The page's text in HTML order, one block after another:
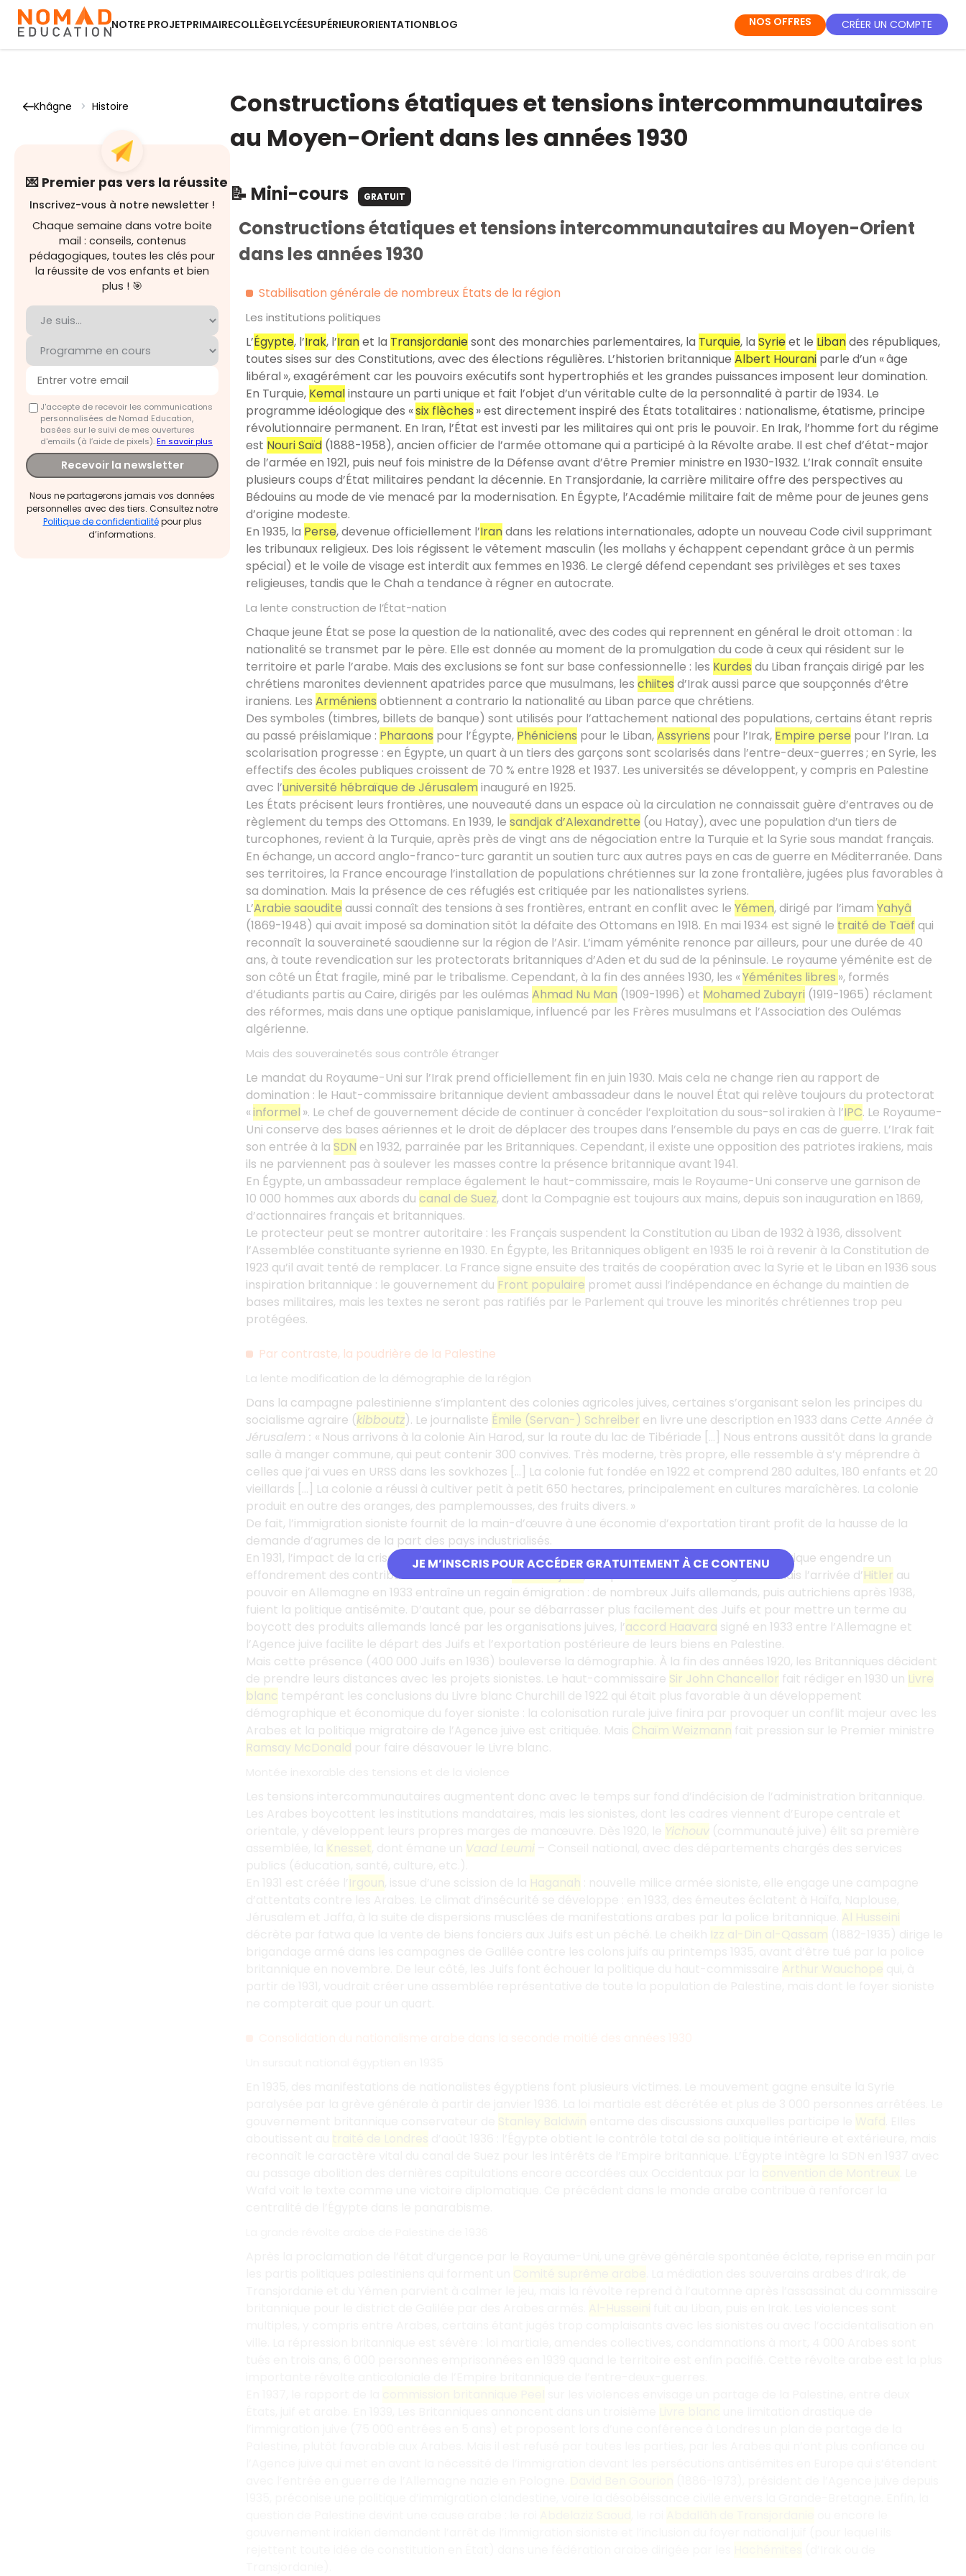
NOTRE PROJETPRIMAIRECOLLÈGELYCÉESUPÉRIEURORIENTATIONBLOG NOS OFFRES CRÉER UN COMPTE
Khâgne > Histoire
💌 Premier pas vers la réussite
Inscrivez-vous à notre newsletter !
Chaque semaine dans votre boite
mail : conseils, contenus
pédagogiques, toutes les clés pour
la réussite de vos enfants et bien
plus ! 🎯
J'accepte de recevoir les communications
personnalisées de Nomad Education,
basées sur le suivi de mes ouvertures
d'emails (à l’aide de pixels).En savoir plus
Recevoir la newsletter
Nous ne partagerons jamais vos données
personnelles avec des tiers. Consultez notre
Politique de confidentialitépour plus
d’informations.
Constructions étatiques et tensions intercommunautaires
au Moyen-Orient dans les années 1930
📝 Mini-cours GRATUIT
JE M’INSCRIS POUR ACCÉDER GRATUITEMENT À CE CONTENU
Constructions étatiques et tensions intercommunautaires au Moyen-Orient
dans les années 1930
Stabilisation générale de nombreux États de la région
Les institutions politiques
L’Égypte, l’Irak, l’Iranet la Transjordanie sont des monarchies parlementaires, la Turquie, la Syrie et le Libandes républiques,
toutes sises sur des Constitutions, avec des élections régulières. L’historien britannique Albert Houraniparle d’un « âge
libéral », exagérément car les pouvoirs exécutifs sont hypertrophiés et les grandes puissances imposent leur domination.
En Turquie, Kemalinstaure un parti unique et fait l’objet d’un véritable culte de la personnalité à partir de 1934. Le
programme idéologique des «six flèches » est directement inspiré des États totalitaires : nationalisme, étatisme, principe
révolutionnaire permanent. En Iran, l’État est investi par les militaires qui ont pris le pouvoir. En Irak, l’homme fort du régime
est Nouri Saïd(1888-1958), ancien officier de l’armée ottomane qui a participé à la Révolte arabe. Il est chef d’état-major
de l’armée en 1921, puis neuf fois ministre de la Défense avant d’être Premier ministre en 1930-1932. L’Irak connaît ensuite
plusieurs coups d’État militaires pendant la décennie. En Transjordanie, la carrière militaire offre des perspectives au
Bédouins au mode de vie menacé par la modernisation. En Égypte, l’Académie militaire fait de même pour de jeunes gens
d’origine modeste.
En 1935, la Perse, devenue officiellement l’Iran dans les relations internationales, adopte un nouveau Code civil supprimant
les tribunaux religieux. Des lois régissent le vêtement masculin (les mollahs y échappent cependant grâce à un permis
spécial) et le voile de visage est interdit aux femmes en 1936. Le clergé défend cependant ses privilèges et ses taxes
religieuses, tandis que le Chah a tendance à régner en autocrate.
La lente construction de l’État-nation
Chaque jeune État se pose la question de la nationalité, avec des codes qui reprennent en général le droit ottoman : la
nationalité se transmet par le père. Elle est donnée au moment de la promulgation du code à ceux qui résident sur le
territoire et parle l’arabe. Mais des exclusions se font sur base confessionnelle : les Kurdes du Liban français dirigé par les
chrétiens maronites deviennent apatrides parce que musulmans, les chiites d’Irak aussi parce que soupçonnés d’être
iraniens. Les Arméniens obtiennent a contrario la nationalité au Liban parce que chrétiens.
Des symboles (timbres, billets de banque) sont utilisés pour l’attachement national des populations, certains étant repris
au passé préislamique : Pharaons pour l’Égypte, Phéniciens pour le Liban,Assyriens pour l’Irak, Empire perse pour l’Iran. La
scolarisation progresse : en Égypte, un quart à un tiers des garçons sont scolarisés dans l’entre-deux-guerres ; en Syrie, les
effectifs des écoles publiques croissent de 70 % entre 1928 et 1937. Les universités se développent, y compris en Palestine
avec l’université hébraïque de Jérusalem inauguré en 1925.
Les États précisent leurs frontières, une nouveauté dans un espace où la circulation ne connaissait guère d’entraves ou de
règlement du temps des Ottomans. En 1939, le sandjak d’Alexandrette (ou Hatay), avec une population d’un tiers de
turcophones, revient à la Turquie, après près de vingt ans de négociation entre la Turquie et la Syrie sous mandat français.
En échange, un accord anglo-franco-turc garantit un soutien turc aux autres pays en cas de guerre en Méditerranée. Dans
ses territoires, la France encourage l’installation de populations chrétiennes sur la zone frontalière, jugées plus favorables à
sa domination. Mais la présence de ces réfugiés est critiquée par les nationalistes syriens.
L’Arabie saoudite aussi connaît des tensions à ses frontières, entrant en conflit avec le Yémen, dirigé par l’imam Yahyâ
(1869-1948) qui avait imposé sa domination sitôt la défaite des Ottomans en 1918. En mai 1934 est signé le traité de Taëf qui
reconnaît la souveraineté saoudienne sur la région de l’Asir. L’imam yéménite renonce par ailleurs, pour une durée de 40
ans, à toute revendication sur les protectorats britanniques d’Aden et du sud de la péninsule. Le royaume yéménite est de
son côté un État fragile, miné par le tribalisme. Cependant, à la fin des années 1930, les «Yéménites libres », formés
d’étudiants partis au Caire, dirigés par les oulémas Ahmad Nu Man (1909-1996) et Mohamed Zubayri (1919-1965) réclament
des réformes, mais dans une optique panislamique, influencé par les Frères musulmans et l’Association des Oulémas
algérienne.
Mais des souverainetés sous contrôle étranger
Le mandat du Royaume-Uni sur l’Irak prend officiellement fin en juin 1930. Mais cela ne change rien au rapport de
domination : le Haut-commissaire britannique devient ambassadeur dans le nouvel État qui relève toujours du protectorat
«informel ». Le chef de gouvernement décide de continuer à concéder l’exploitation du sous-sol irakien à l’IPC. Le Royaume-
Uni conserve des bases aériennes et le droit de déplacer des troupes dans l’ensemble du pays en cas de guerre. L’Irak fait
son entrée à la SDN en 1932, parrainée par les Britanniques. Cependant, il existe une opposition des patriotes irakiens, mais
ils ne parviennent pas à soulever les masses contre la présence britannique avant 1941.
En Égypte, un ambassadeur remplace également le haut-commissaire, mais le Royaume-Uni conserve une garnison de
10 000 hommes aux abords du canal de Suez, dont la Compagnie est toujours aux mains, depuis son inauguration en 1869,
d’actionnaires français et britanniques.
Le protecteur peut se montrer autoritaire : les Français suspendent la Constitution au Liban de 1932 à 1936, dissolvent
l’Assemblée constituante syrienne en 1930. En Égypte, les Britanniques obligent en 1935 le roi à revenir à la Constitution de
1923 qu’il avait tenté de remplacer. La France signe ensuite des traités de coopération avec la Syrie et le Liban en 1936 sous
inspiration britannique : le gouvernement du Front populaire promet aussi l’indépendance en échange du maintien de
bases militaires, mais les textes ne seront pas ratifiés par le Parlement qui trouve les minorités chrétiennes trop peu
protégées.
Par contraste, la poudrière de la Palestine
La lente modification de la démographie de la région
Dans la campagne palestinienne s’implantent des colonies agricoles juives, certaines s’organisant selon les principes du
socialisme agraire (kibboutz). Le journaliste Émile (Servan-) Schreiber en livre une description en 1933 dans Cette Année à
Jérusalem : « Nous arrivons à la colonie Ain Harod, sur la route du lac de Tibériade […] Nous entrons aussitôt dans la grande
salle à manger commune, qui peut contenir 300 convives. Très moderne, très propre, elle ressemble à s’y méprendre à
celles que j’ai vues en URSS dans les sovkhozes […] La colonie fut fondée en 1922 et comprend 280 adultes, 180 enfants et 20
vieillards […] La colonie a réussi à cultiver petit à petit 650 hectares, principalement en cultures maraîchères. La colonie
produit en outre des oranges, des pamplemousses, des fruits divers. »
De fait, l’immigration sioniste fournit de la main-d’œuvre à une économie d’exportation tirant profit de la hausse de la
demande d’agrumes de la part des pays industrialisés.
En 1931, l’impact de la crise économique mondiale sur les communautés juives d’Europe et d’Amérique engendre un
effondrement des contributions financières à l’Alliance juive, ce qui tarit les flux d’immigration. Mais l’arrivée d’Hitler au
pouvoir en Allemagne en 1933 entraîne un regain émigration : de nombreux Juifs allemands, puis autrichiens après 1938,
fuient la politique antisémite. D’autant que, pour se débarrasser plus facilement des Juifs et pour mettre un terme au
boycott des produits allemands lancé par les organisations juives, l’accord Haavara signé en 1933 entre l’Allemagne et
l’Agence juive facilite le départ des Juifs et l’exportation postérieure de leurs biens en Palestine.
Mais cette présence (400 000 Juifs en 1936) bouleverse la démographie. À la fin des années 1920, les Britanniques décident
de prendre leurs distances avec les projets sionistes. Le haut-commissaire Sir John Chancellor fait rédiger en 1930 un Livre
blanc tempérant les conclusions du Livre blanc Churchill de 1922 qui était plus favorable à un développement
démographique et économique du foyer sioniste : la colonisation rurale juive finira par provoquer un conflit majeur avec les
Arabes et la politique migratoire de l’Agence juive est critiquée. Mais Chaïm Weizmann fait pression sur le Premier ministre
Ramsay McDonald pour faire désavouer le Livre blanc.
Yichouv(communauté juive) élit sa première
Knesset Vaad Leumi
Irgoun Haganah
Al Husseini
Izz al-Din al-Qassam